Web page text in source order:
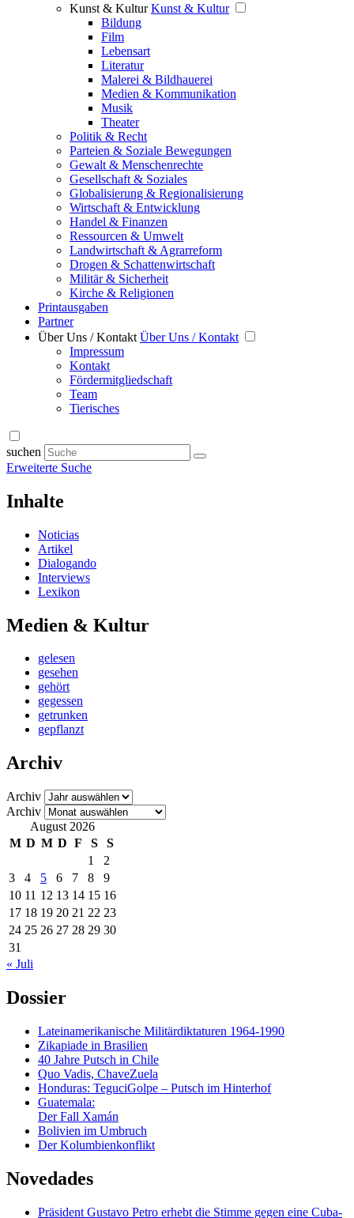
Kunst & Kultur Kunst & Kultur
Bildung
Film
Lebensart
Literatur
Malerei & Bildhauerei
Medien & Kommunikation
Musik
Theater
Politik & Recht
Parteien & Soziale Bewegungen
Gewalt & Menschenrechte
Gesellschaft & Soziales
Globalisierung & Regionalisierung
Wirtschaft & Entwicklung
Handel & Finanzen
Ressourcen & Umwelt
Landwirtschaft & Agrarreform
Drogen & Schattenwirtschaft
Militär & Sicherheit
Kirche & Religionen
Printausgaben
Partner
Über Uns / Kontakt Über Uns / Kontakt
Impressum
Kontakt
Fördermitgliedschaft
Team
Tierisches
suchen
Erweiterte Suche
Inhalte
Noticias
Artikel
Dialogando
Interviews
Lexikon
Medien & Kultur
gelesen
gesehen
gehört
gegessen
getrunken
gepflanzt
Archiv
Archiv
Archiv
August 2026
M D M D F S
S
1
2
3
4 5 6 7 8
9
10 11 12 13 14 15 16
17 18 19 20 21 22 23
24 25 26 27 28 29 30
31
« Juli
Dossier
Lateinamerikanische Militärdiktaturen 1964-1990
Zikapiade in Brasilien
40 Jahre Putsch in Chile
Quo Vadis, ChaveZuela
Honduras: TeguciGolpe – Putsch im Hinterhof
Guatemala:
Der Fall Xamán
Bolivien im Umbruch
Der Kolumbienkonflikt
Novedades
Präsident Gustavo Petro erhebt die Stimme gegen eine Cuba-